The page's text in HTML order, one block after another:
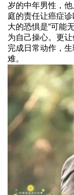
岁的中年男性，
庭的责任让癌症
大的恐惧是“可能
为自己操心。更
完成日常动作，
难。